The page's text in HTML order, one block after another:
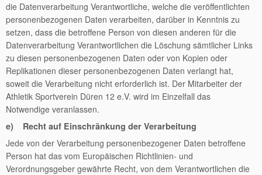
die Datenverarbeitung Verantwortliche, welche die veröffentlichten
personenbezogenen Daten verarbeiten, darüber in Kenntnis zu
setzen, dass die betroffene Person von diesen anderen für die
Datenverarbeitung Verantwortlichen die Löschung sämtlicher Links
zu diesen personenbezogenen Daten oder von Kopien oder
Replikationen dieser personenbezogenen Daten verlangt hat,
soweit die Verarbeitung nicht erforderlich ist. Der Mitarbeiter der
Athletik Sportverein Düren 12 e.V. wird im Einzelfall das
Notwendige veranlassen.
e) Recht auf Einschränkung der Verarbeitung
Jede von der Verarbeitung personenbezogener Daten betroffene
Person hat das vom Europäischen Richtlinien- und
Verordnungsgeber gewährte Recht, von dem Verantwortlichen die